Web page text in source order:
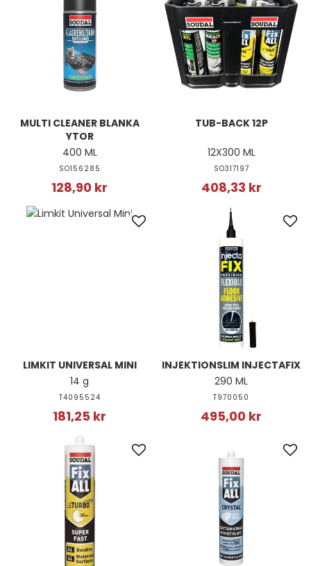
MULTI CLEANER BLANKA
YTOR
400 ML
SO156285
128,90 kr
TUB-BACK 12P
12X300 ML
SO317197
408,33 kr
LIMKIT UNIVERSAL MINI
14 g
T4095524
181,25 kr
INJEKTIONSLIM INJECTAFIX
290 ML
T970050
495,00 kr